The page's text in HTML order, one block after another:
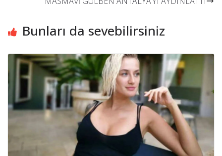
Bunları da sevebilirsiniz